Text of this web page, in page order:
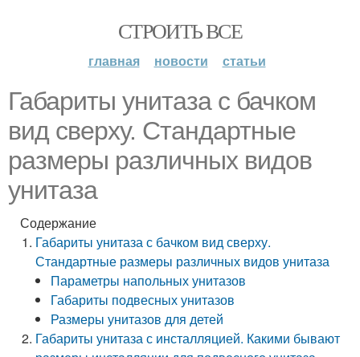
СТРОИТЬ ВСЕ
главная новости статьи
Габариты унитаза с бачком
вид сверху. Стандартные
размеры различных видов
унитаза
Содержание
Габариты унитаза с бачком вид сверху.
Стандартные размеры различных видов унитаза
Параметры напольных унитазов
Габариты подвесных унитазов
Размеры унитазов для детей
Габариты унитаза с инсталляцией. Какими бывают